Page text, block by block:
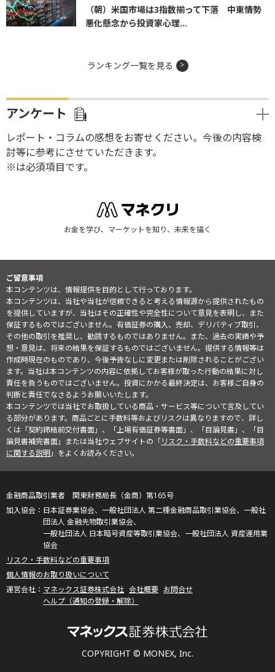
（朝）米国市場は3指数揃って下落 中東情勢
悪化懸念から投資家心理...
ランキング一覧を見る
アンケート
レポート・コラムの感想をお寄せください。今後の内容検
討等に参考にさせていただきます。
※は必須項目です。
お金を学び、マーケットを知り、未来を描く
ご留意事項
本コンテンツは、情報提供を目的として行っております。
本コンテンツは、当社や当社が信頼できると考える情報源から提供されたもの
を提供していますが、当社はその正確性や完全性について意見を表明し、また
保証するものではございません。有価証券の購入、売却、デリバティブ取引、
その他の取引を推奨し、勧誘するものではありません。また、過去の実績や予
想・意見は、将来の結果を保証するものではございません。提供する情報等は
作成時現在のものであり、今後予告なしに変更または削除されることがござい
ます。当社は本コンテンツの内容に依拠してお客様が取った行動の結果に対し
責任を負うものではございません。投資にかかる最終決定は、お客様ご自身の
判断と責任でなさるようお願いいたします。
本コンテンツでは当社でお取扱している商品・サービス等について言及してい
る部分があります。商品ごとに手数料等およびリスクは異なりますので、詳し
くは「契約締結前交付書面」、「上場有価証券等書面」、「目論見書」、「目
論見書補完書面」または当社ウェブサイトの「リスク・手数料などの重要事項
に関する説明」をよくお読みください。
COPYRIGHT © MONEX, Inc.
金融商品取引業者 関東財務局長（金商）第165号
日本証券業協会、一般社団法人 第二種金融商品取引業協会、一般社
団法人 金融先物取引業協会、
一般社団法人 日本暗号資産等取引業協会、一般社団法人 資産運用業
協会
リスク・手数料などの重要事項
個人情報のお取り扱いについて
マネックス証券株式会社 会社概要 お問合せ
ヘルプ（通知の登録・解除）